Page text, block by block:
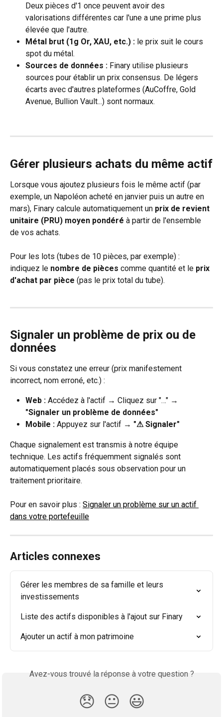
Deux pièces d'1 once peuvent avoir des
valorisations différentes car l'une a une prime plus
élevée que l'autre.
Métal brut (1g Or, XAU, etc.) : le prix suit le cours
spot du métal.
Sources de données : Finary utilise plusieurs
sources pour établir un prix consensus. De légers
écarts avec d'autres plateformes (AuCoffre, Gold
Avenue, Bullion Vault...) sont normaux.
Gérer plusieurs achats du même actif
Lorsque vous ajoutez plusieurs fois le même actif (par
exemple, un Napoléon acheté en janvier puis un autre en
mars), Finary calcule automatiquement un prix de revient
unitaire (PRU) moyen pondéré à partir de l'ensemble
de vos achats.
Pour les lots (tubes de 10 pièces, par exemple) :
indiquez le nombre de pièces comme quantité et le prix
d'achat par pièce (pas le prix total du tube).
Signaler un problème de prix ou de
données
Si vous constatez une erreur (prix manifestement
incorrect, nom erroné, etc.) :
Web : Accédez à l'actif → Cliquez sur "…" →
"Signaler un problème de données"
Mobile : Appuyez sur l'actif → "⚠ Signaler"
Chaque signalement est transmis à notre équipe
technique. Les actifs fréquemment signalés sont
automatiquement placés sous observation pour un
traitement prioritaire.
Pour en savoir plus : Signaler un problème sur un actif
dans votre portefeuille
Articles connexes
Gérer les membres de sa famille et leurs
investissements
Liste des actifs disponibles à l'ajout sur Finary
Ajouter un actif à mon patrimoine
Avez-vous trouvé la réponse à votre question ?
😞 😐 😃